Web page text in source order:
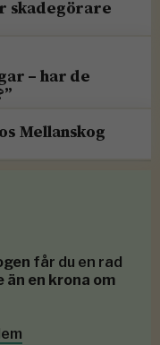
skadegörare
– har de
Mellanskog
får du en rad
än en krona om